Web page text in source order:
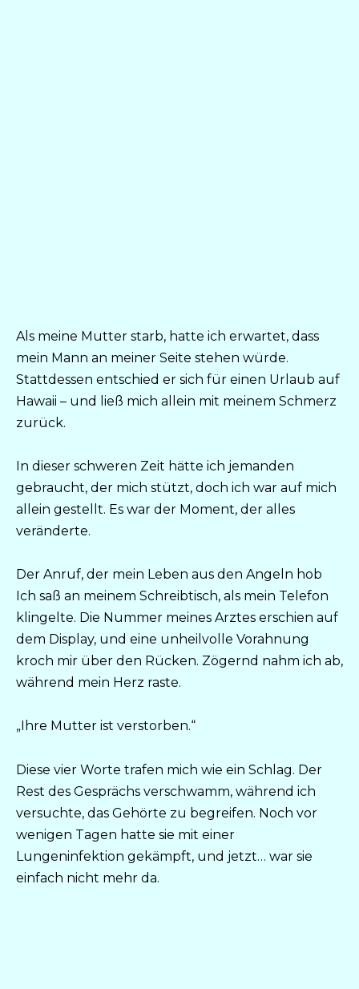
Als meine Mutter starb, hatte ich erwartet, dass
mein Mann an meiner Seite stehen würde.
Stattdessen entschied er sich für einen Urlaub auf
Hawaii – und ließ mich allein mit meinem Schmerz
zurück.
In dieser schweren Zeit hätte ich jemanden
gebraucht, der mich stützt, doch ich war auf mich
allein gestellt. Es war der Moment, der alles
veränderte.
Der Anruf, der mein Leben aus den Angeln hob
Ich saß an meinem Schreibtisch, als mein Telefon
klingelte. Die Nummer meines Arztes erschien auf
dem Display, und eine unheilvolle Vorahnung
kroch mir über den Rücken. Zögernd nahm ich ab,
während mein Herz raste.
„Ihre Mutter ist verstorben.“
Diese vier Worte trafen mich wie ein Schlag. Der
Rest des Gesprächs verschwamm, während ich
versuchte, das Gehörte zu begreifen. Noch vor
wenigen Tagen hatte sie mit einer
Lungeninfektion gekämpft, und jetzt… war sie
einfach nicht mehr da.